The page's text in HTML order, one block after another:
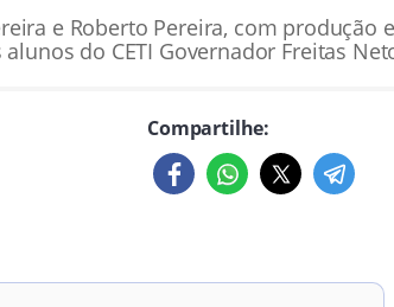
e Roberto Pereira, com produção
do CETI Governador Freitas
Compartilhe: